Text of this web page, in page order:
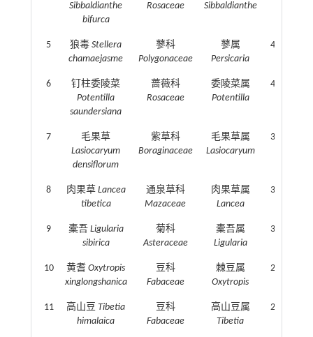
Sibbaldianthe
bifurca
Rosaceae
Sibbaldianthe
5 狼毒Stellera
chamaejasme
蓼科
Polygonaceae
蓼属
Persicaria
4.76
6
钉柱委陵菜
Potentilla
saundersiana
蔷薇科
Rosaceae
委陵菜属
Potentilla
4.10
7
毛果草
Lasiocaryum
densiflorum
紫草科
Boraginaceae
毛果草属
Lasiocaryum
3.50
8 肉果草 Lancea
tibetica
通泉草科
Mazaceae
肉果草属
Lancea
3.45
9 橐吾 Ligularia
sibirica
菊科
Asteraceae
橐吾属
Ligularia
3.34
10 黄耆Oxytropis
xinglongshanica
豆科
Fabaceae
棘豆属
Oxytropis
2.73
11 高山豆Tibetia
himalaica
豆科
Fabaceae
高山豆属
Tibetia
2.42